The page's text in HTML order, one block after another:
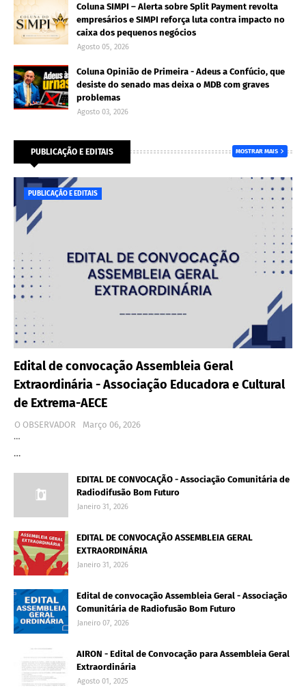
Coluna SIMPI – Alerta sobre Split Payment revolta
empresários e SIMPI reforça luta contra impacto no
caixa dos pequenos negócios
Agosto 05, 2026
Coluna Opinião de Primeira - Adeus a Confúcio, que
desiste do senado mas deixa o MDB com graves
problemas
Agosto 03, 2026
PUBLICAÇÃO E EDITAIS MOSTRAR MAIS
PUBLICAÇÃO E EDITAIS
Edital de convocação Assembleia Geral
Extraordinária - Associação Educadora e Cultural
de Extrema-AECE
O OBSERVADOR
Março 06, 2026
…
…
EDITAL DE CONVOCAÇÃO - Associação Comunitária de
Radiodifusão Bom Futuro
Janeiro 31, 2026
EDITAL DE CONVOCAÇÃO ASSEMBLEIA GERAL
EXTRAORDINÁRIA
Janeiro 31, 2026
Edital de convocação Assembleia Geral - Associação
Comunitária de Radiofusão Bom Futuro
Janeiro 07, 2026
AIRON - Edital de Convocação para Assembleia Geral
Extraordinária
Agosto 01, 2025